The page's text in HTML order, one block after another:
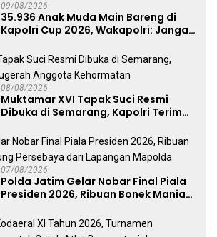
09/08/2026
35.936 Anak Muda Main Bareng di
Kapolri Cup 2026, Wakapolri: Jangan
Talenta Digital
08/08/2026
Muktamar XVI Tapak Suci Resmi
Dibuka di Semarang, Kapolri Terima
07/08/2026
Polda Jatim Gelar Nobar Final Piala
Presiden 2026, Ribuan Bonek Mania
Mapolda